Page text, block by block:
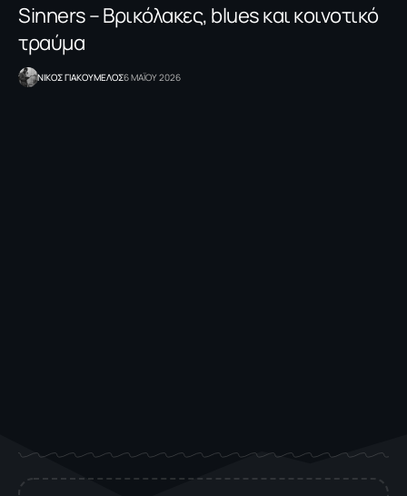
Sinners – Βρικόλακες, blues και κοινοτικό
τραύμα
NΙΚΟΣ ΓΙΑΚΟΥΜΕΛΟΣ6 ΜΑΪΟΥ 2026